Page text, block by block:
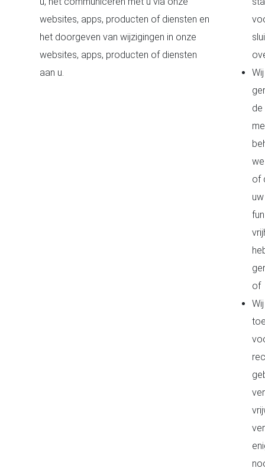
websites, apps, producten of diensten en
het doorgeven van wijzigingen in onze
websites, apps, producten of diensten
aan u.
de
of
of